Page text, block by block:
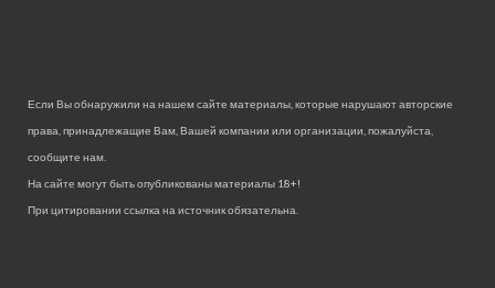
Если Вы обнаружили на нашем сайте материалы, которые нарушают авторские
права, принадлежащие Вам, Вашей компании или организации, пожалуйста,
сообщите нам.
На сайте могут быть опубликованы материалы 18+!
При цитировании ссылка на источник обязательна.